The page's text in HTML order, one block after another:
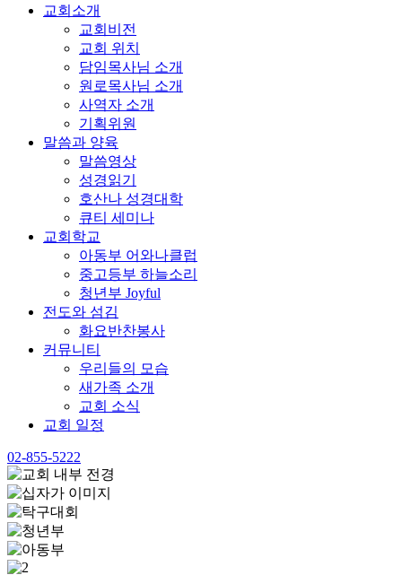
교회소개
교회비전
교회 위치
담임목사님 소개
원로목사님 소개
사역자 소개
기획위원
말씀과 양육
말씀영상
성경읽기
호산나 성경대학
큐티 세미나
교회학교
아동부 어와나클럽
중고등부 하늘소리
청년부 Joyful
전도와 섬김
화요반찬봉사
커뮤니티
우리들의 모습
새가족 소개
교회 소식
교회 일정
02-855-5222